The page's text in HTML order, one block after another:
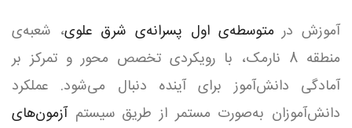
آموزش در متوسطه‌ی اول پسرانه‌ی شرق علوی، شعبه‌ی
منطقه 8 نارمک، با رویکردی تخصص محور و تمرکز بر
آمادگی دانش‌آموز برای آینده دنبال می‌شود. عملکرد
دانش‌آموزان به‌صورت مستمر از طریق سیستمآزمون‌های